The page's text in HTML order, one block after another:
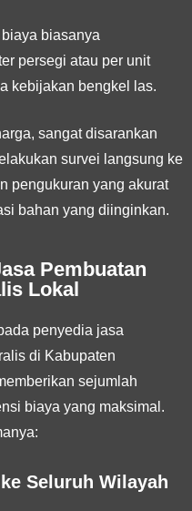
biasanya
persegi atau per unit
kebijakan bengkel las.
sangat disarankan
survei langsung ke
pengukuran yang akurat
bahan yang diinginkan.
Pembuatan
Lokal
penyedia jasa
di Kabupaten
sejumlah
biaya yang maksimal.
Seluruh Wilayah